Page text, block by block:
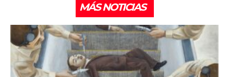
MÁS NOTICIAS